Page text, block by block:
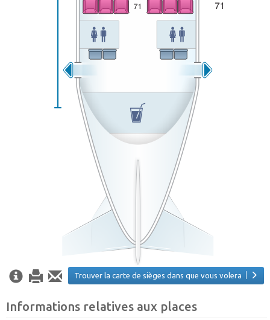
Trouver la carte de sièges dans que vous volera
Informations relatives aux places